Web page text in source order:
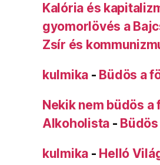
Kalória és
gyomorlövés a
Zsír és
kulmika - Büdös a
Nekik nem büdös
Alkoholista -
kulmika - Helló